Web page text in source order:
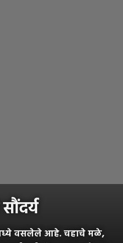
वसलेले आहे. चहाचे मळे,